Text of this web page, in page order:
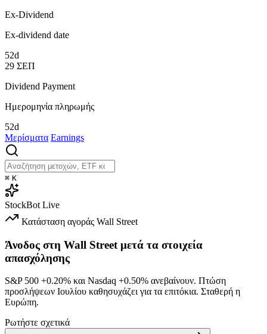
Ex-Dividend
Ex-dividend date
52d
29 ΣΕΠ
Dividend Payment
Ημερομηνία πληρωμής
52d
Μερίσματα Earnings
⌘ K
StockBot Live
Κατάσταση αγοράς Wall Street
Άνοδος στη Wall Street μετά τα στοιχεία
απασχόλησης
S&P 500 +0.20% και Nasdaq +0.50% ανεβαίνουν. Πτώση
προσλήψεων Ιουλίου καθησυχάζει για τα επιτόκια. Σταθερή η
Ευρώπη.
Ρωτήστε σχετικά